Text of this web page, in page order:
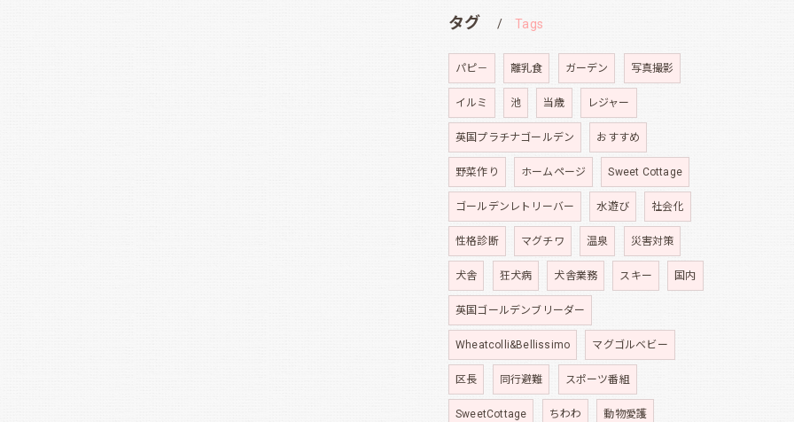
タグ Tags
パピ－ 離乳食 ガーデン 写真撮影
イルミ 池 当歳 レジャー
英国プラチナゴールデン おすすめ
野菜作り ホームページ Sweet Cottage
ゴールデンレトリーバー 水遊び 社会化
性格診断 マグチワ 温泉 災害対策
犬舎 狂犬病 犬舎業務 スキー 国内
英国ゴールデンブリーダー
Wheatcolli&Bellissimo マグゴルベビー
区長 同行避難 スポーツ番組
SweetCottage ちわわ 動物愛護